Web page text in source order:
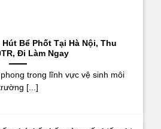
Hút Bể Phốt Tại Hà Nội, Thu
Đi Làm Ngay
trong lĩnh vực vệ sinh môi
[...]